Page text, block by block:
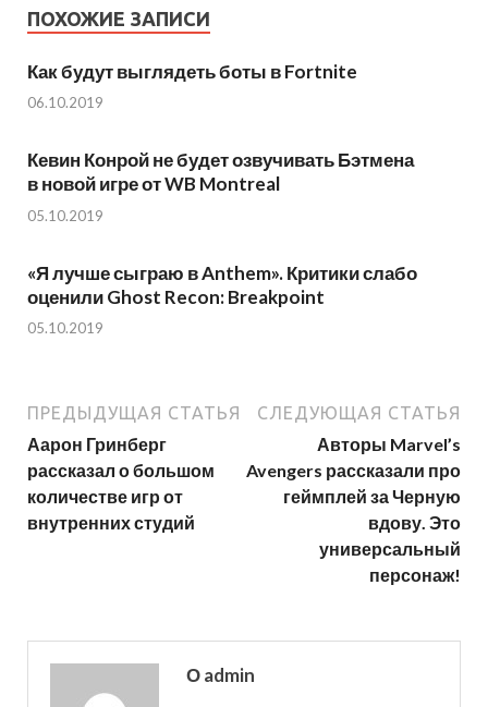
ПОХОЖИЕ ЗАПИСИ
Как будут выглядеть боты в Fortnite
06.10.2019
Кевин Конрой не будет озвучивать Бэтмена
в новой игре от WB Montreal
05.10.2019
«Я лучше сыграю в Anthem». Критики слабо
оценили Ghost Recon: Breakpoint
05.10.2019
ПРЕДЫДУЩАЯ СТАТЬЯ
Аарон Гринберг
рассказал о большом
количестве игр от
внутренних студий
СЛЕДУЮЩАЯ СТАТЬЯ
Авторы Marvel’s
Avengers рассказали про
геймплей за Черную
вдову. Это
универсальный
персонаж!
О admin